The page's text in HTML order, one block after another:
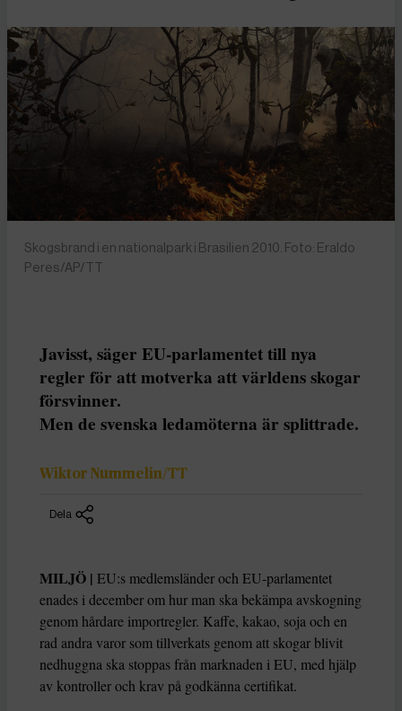
Skogsbrand i en nationalpark i Brasilien 2010. Foto: Eraldo
Peres/AP/TT
Javisst, säger EU-parlamentet till nya
regler för att motverka att världens skogar
försvinner.
Men de svenska ledamöterna är splittrade.
Wiktor Nummelin/TT
Dela
MILJÖ | EU:s medlemsländer och EU-parlamentet
enades i december om hur man ska bekämpa avskogning
genom hårdare importregler. Kaffe, kakao, soja och en
rad andra varor som tillverkats genom att skogar blivit
nedhuggna ska stoppas från marknaden i EU, med hjälp
av kontroller och krav på godkänna certifikat.